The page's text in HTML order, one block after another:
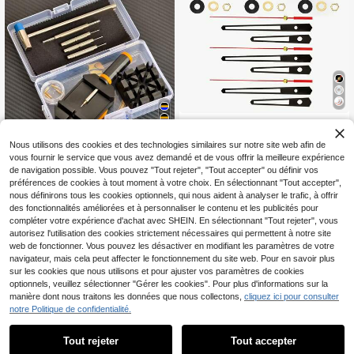
nés d'horloges
Économiser 0,18€
Kit d'outils de qualité supérieure po
ur le retrait de bracelet de montre, e
nsemble d'outils de réparation de br
acelet de montre pour ajuster, rempl
acer et redimensionner les bracelet
s de montre, outil de retrait de brace
let de montre, ensemble d'outils d'aj
ustement et de réparation de bracel
et de montre, kit d'ajustement de tai
lle de bracelet de montre et d'outils
de réparation de montre, cadeau id
éal pour les fêtes
Dès5,68€ -3% 5,86€
coration de dortoir, retour à l'école,
décoration de la maison
uartz, longueur de l'arbre : 2 pièces
de 16 mm, 1 pièce de 20 mm, compr
end 3 paires de aiguilles d'horloge,
pour la réparation, le remplacement
et le DIY d'horloge murale et de bur
eau, convient à la décoration de la
maison et du bureau, cadeau réfléc
hi pour les passionnés d'horloges
6,62€
1
Nous utilisons des cookies et des technologies similaires sur notre site web afin de
vous fournir le service que vous avez demandé et de vous offrir la meilleure expérience
de navigation possible. Vous pouvez "Tout rejeter", "Tout accepter" ou définir vos
préférences de cookies à tout moment à votre choix. En sélectionnant "Tout accepter",
nous définirons tous les cookies optionnels, qui nous aident à analyser le trafic, à offrir
des fonctionnalités améliorées et à personnaliser le contenu et les publicités pour
compléter votre expérience d'achat avec SHEIN. En sélectionnant "Tout rejeter", vous
autorisez l'utilisation des cookies strictement nécessaires qui permettent à notre site
web de fonctionner. Vous pouvez les désactiver en modifiant les paramètres de votre
navigateur, mais cela peut affecter le fonctionnement du site web. Pour en savoir plus
sur les cookies que nous utilisons et pour ajuster vos paramètres de cookies
optionnels, veuillez sélectionner "Gérer les cookies". Pour plus d'informations sur la
manière dont nous traitons les données que nous collectons, cliquez ici pour consulter
notre Politique de confidentialité.
Tout rejeter Tout accepter